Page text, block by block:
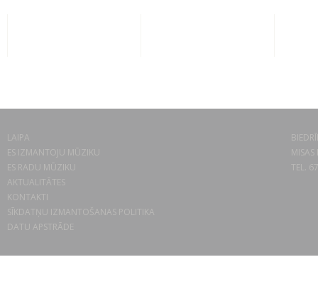
LAIPA
ES IZMANTOJU MŪZIKU
ES RADU MŪZIKU
AKTUALITĀTES
KONTAKTI
SĪKDATŅU IZMANTOŠANAS POLITIKA
DATU APSTRĀDE
TEL.